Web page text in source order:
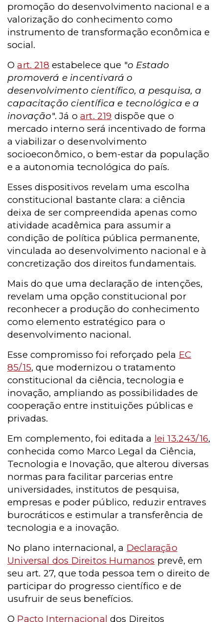
promoção do desenvolvimento nacional e a
valorização do conhecimento como
instrumento de transformação econômica e
social.
Oart. 218 estabelece que "o Estado
promoverá e incentivará o
desenvolvimento científico, a pesquisa, a
capacitação científica e tecnológica e a
inovação". Já o art. 219 dispõe que o
mercado interno será incentivado de forma
a viabilizar o desenvolvimento
socioeconômico, o bem-estar da população
e a autonomia tecnológica do país.
Esses dispositivos revelam uma escolha
constitucional bastante clara: a ciência
deixa de ser compreendida apenas como
atividade acadêmica para assumir a
condição de política pública permanente,
vinculada ao desenvolvimento nacional e à
concretização dos direitos fundamentais.
Mais do que uma declaração de intenções,
revelam uma opção constitucional por
reconhecer a produção do conhecimento
como elemento estratégico para o
desenvolvimento nacional.
Esse compromisso foi reforçado pela EC
85/15, que modernizou o tratamento
constitucional da ciência, tecnologia e
inovação, ampliando as possibilidades de
cooperação entre instituições públicas e
privadas.
Em complemento, foi editada a lei 13.243/16,
conhecida como Marco Legal da Ciência,
Tecnologia e Inovação, que alterou diversas
normas para facilitar parcerias entre
universidades, institutos de pesquisa,
empresas e poder público, reduzir entraves
burocráticos e estimular a transferência de
tecnologia e a inovação.
No plano internacional, a Declaração
Universal dos Direitos Humanos prevê, em
seu art. 27, que toda pessoa tem o direito de
participar do progresso científico e de
usufruir de seus benefícios.
O Pacto Internacional dos Direitos